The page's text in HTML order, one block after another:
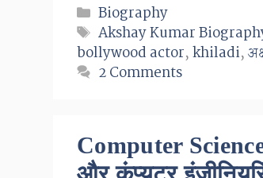
Categories
Biography
Tags
Akshay Kumar
bollywood actor,khiladi,
2 Comments
Computer